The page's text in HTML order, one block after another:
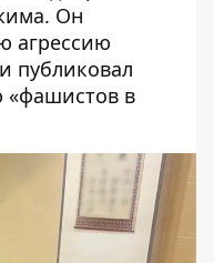
Он
агрессию
публиковал
в